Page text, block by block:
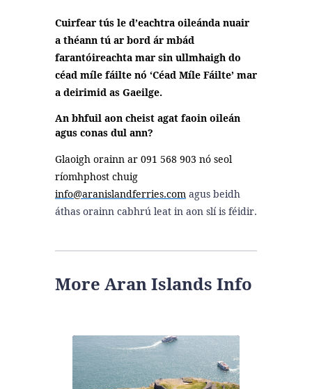
Cuirfear tús le d’eachtra oileánda nuair
a théann tú ar bord ár mbád
farantóireachta mar sin ullmhaigh do
céad míle fáilte nó ‘Céad Míle Fáilte’ mar
a deirimid as Gaeilge.
An bhfuil aon cheist agat faoin oileán
agus conas dul ann?
Glaoigh orainn ar 091 568 903 nó seol
ríomhphost chuig
info@aranislandferries.com agus beidh
áthas orainn cabhrú leat in aon slí is féidir.
More Aran Islands Info